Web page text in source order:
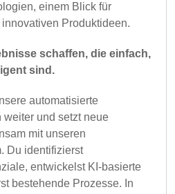
einem Blick für
Produktideen.
schaffen, die einfach,
sind.
automatisierte
und setzt neue
mit unseren
Du identifizierst
entwickelst KI-basierte
bestehende Prozesse. In